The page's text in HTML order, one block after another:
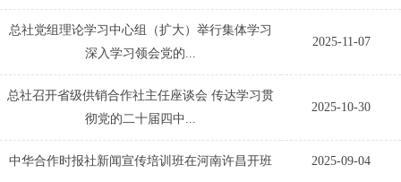
总社党组理论学习中心组（扩大）举行集体学习
深入学习领会党的...
2025-11-07
总社召开省级供销合作社主任座谈会 传达学习贯
彻党的二十届四中...
2025-10-30
中华合作时报社新闻宣传培训班在河南许昌开班 2025-09-04